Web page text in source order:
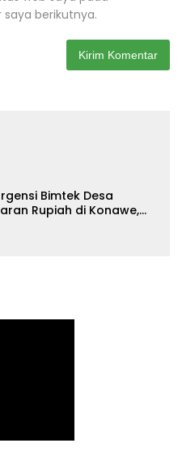
berikutnya.
Bimtek Desa
Rupiah di Konawe,